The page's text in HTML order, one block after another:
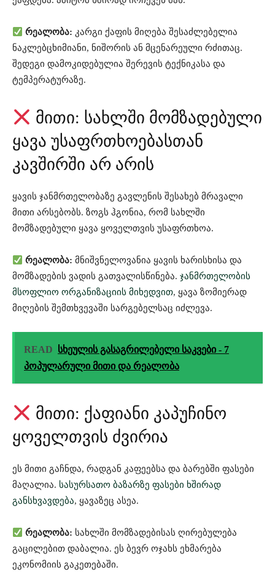
რეალობა: კარგი ქაფის მიღება შესაძლებელია
ნაკლებცხიმიანი, ნიშორის ან მცენარეული რძითაც.
შედეგი დამოკიდებულია შერევის ტექნიკასა და
ტემპერატურაზე.
მითი: სახლში მომზადებული
ყავა უსაფრთხოებასთან
კავშირში არ არის
ყავის ჯანმრთელობაზე გავლენის შესახებ მრავალი
მითი არსებობს. ზოგს ჰგონია, რომ სახლში
მომზადებული ყავა ყოველთვის უსაფრთხოა.
რეალობა: მნიშვნელოვანია ყავის ხარისხისა და
მომზადების ვადის გათვალისწინება. ჯანმრთელობის
მსოფლიო ორგანიზაციის მიხედვით, ყავა ზომიერად
მიღების შემთხვევაში სარგებელსაც იძლევა.
READ სხეულის გასაგრილებელი საკვები - 7
პოპულარული მითი და რეალობა
მითი: ქაფიანი კაპუჩინო
ყოველთვის ძვირია
ეს მითი გაჩნდა, რადგან კაფეებსა და ბარებში ფასები
მაღალია. სასურსათო ბაზარზე ფასები ხშირად
განსხვავდება, ყავაზეც ასეა.
რეალობა: სახლში მომზადებისას ღირებულება
გაცილებით დაბალია. ეს ბევრ ოჯახს ეხმარება
ეკონომიის გაკეთებაში.